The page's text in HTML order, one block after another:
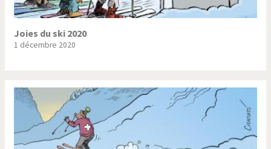
Joies du ski 2020
1 décembre 2020